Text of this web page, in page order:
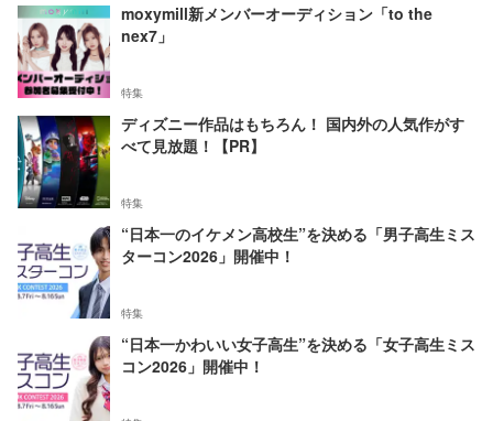
moxymill新メンバーオーディション「to the
nex7」
特集
ディズニー作品はもちろん！ 国内外の人気作がす
べて見放題！【PR】
特集
“日本一のイケメン高校生”を決める「男子高生ミス
ターコン2026」開催中！
特集
“日本一かわいい女子高生”を決める「女子高生ミス
コン2026」開催中！